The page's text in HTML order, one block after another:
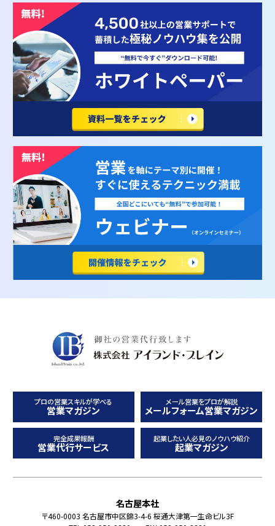
プロの営業スキルが学べる
営業マガジン
メール営業をプロが解説
メールフォーム営業マガジン
完全成果報酬
営業代行サービス
起業したい人必見のノウハウ紹介
起業マガジン
名古屋本社
〒460-0003 名古屋市中区錦3-4-6 桜通大津第一生命ビル3F